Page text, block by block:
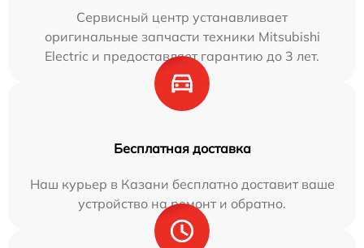
Сервисный центр устанавливает
оригинальные запчасти техники Mitsubishi
Electric и предоставляет гарантию до 3 лет.
Бесплатная доставка
Наш курьер в Казани бесплатно доставит ваше
устройство на ремонт и обратно.